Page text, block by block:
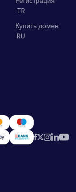
.TR
Купить домен
.RU